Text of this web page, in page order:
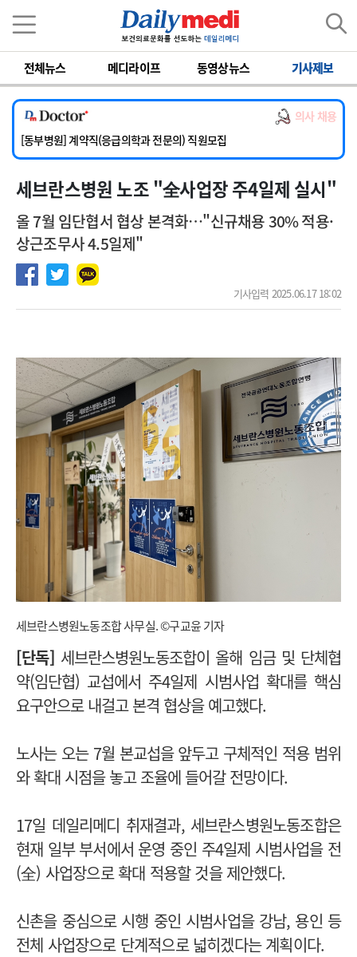
전체뉴스 메디라이프 동영상뉴스 기사제보
의사 채용
[서울아산병원] 2026년 하반기 인턴 모집
[영남대학교의료원] 마취통증의학과 임기제 임상의사 채용
[충남대학교병원] 소아청소년과(소아응급전담) 계약직 의사 공개채용
[동부병원] 계약직(응급의학과 전문의) 직원모집
[이대목동병원] 하반기 전공의(레지던트1년차) 모집
[서울아산병원] 2026년 하반기 인턴 모집
세브란스병원 노조 "全사업장 주4일제 실시"
올 7월 임단협서 협상 본격화…"신규채용 30% 적용·
상근조무사 4.5일제"
기사입력 2025.06.17 18:02
세브란스병원노동조합 사무실. ©구교윤 기자
[단독] 세브란스병원노동조합이 올해 임금 및 단체협
약(임단협) 교섭에서 주4일제 시범사업 확대를 핵심
요구안으로 내걸고 본격 협상을 예고했다.
노사는 오는 7월 본교섭을 앞두고 구체적인 적용 범위
와 확대 시점을 놓고 조율에 들어갈 전망이다.
17일 데일리메디 취재결과, 세브란스병원노동조합은
현재 일부 부서에서 운영 중인 주4일제 시범사업을 전
(全) 사업장으로 확대 적용할 것을 제안했다.
신촌을 중심으로 시행 중인 시범사업을 강남, 용인 등
전체 사업장으로 단계적으로 넓히겠다는 계획이다.